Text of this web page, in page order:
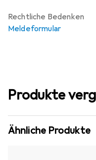
Rechtliche Bedenken
Meldeformular
Produkte
Ähnliche Produkte